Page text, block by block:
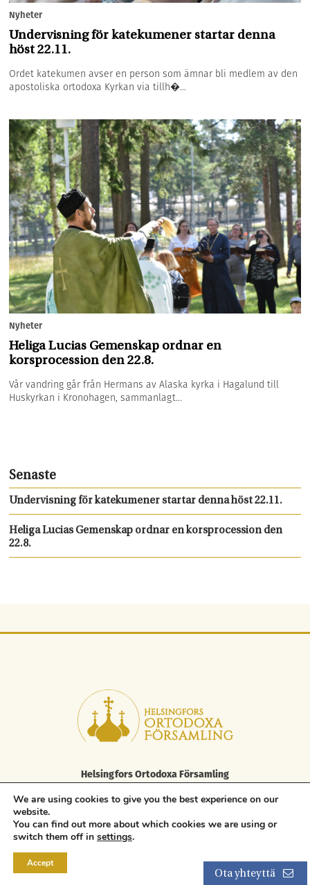
Nyheter
Undervisning för katekumener startar denna
höst 22.11.
Ordet katekumen avser en person som ämnar bli medlem av den
apostoliska ortodoxa Kyrkan via tillh�...
Nyheter
Heliga Lucias Gemenskap ordnar en
korsprocession den 22.8.
Vår vandring går från Hermans av Alaska kyrka i Hagalund till
Huskyrkan i Kronohagen, sammanlagt...
Senaste
Undervisning för katekumener startar denna höst 22.11.
Heliga Lucias Gemenskap ordnar en korsprocession den
22.8.
Helsingfors Ortodoxa Församling
Elisabetsgatan 29 A, 00170 Helsingfors
tfn 09 85 646 100, fax. 09 85 646 250
Copyright © 2026 Orthodox Parish of Helsinki. All rights reserved.
Ota yhteyttä
We are using cookies to give you the best experience on our
website.
You can find out more about which cookies we are using or
switch them off in settings.
Accept